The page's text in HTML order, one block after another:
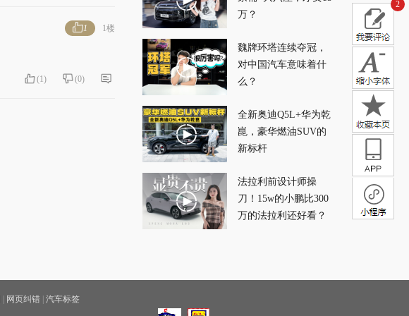
1楼
1
(1) (0)
万？
魏牌环塔连续夺冠，
对中国汽车意味着什
么？
全新奥迪Q5L+华为乾
崑，豪华燃油SUV的
新标杆
法拉利前设计师操
刀！15w的小鹏比300
万的法拉利还好看？
网页纠错
汽车标签
2